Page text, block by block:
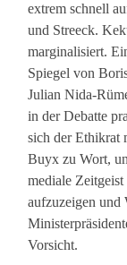
extrem schnell
und Streeck.
marginalisiert.
Spiegel von
Julian Nida-
in der Debatte
sich der Ethikrat
Buyx zu Wort,
mediale Zeitgeist
aufzuzeigen und
Vorsicht.